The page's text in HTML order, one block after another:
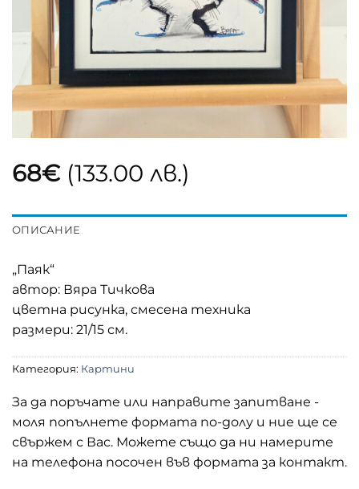
68€ (133.00 лв.)
ОПИСАНИЕ
„Паяк“
автор: Вяра Тичкова
цветна рисунка, смесена техника
размери: 21/15 см.
Категория: Картини
За да поръчате или направите запитване -
моля попълнете формата по-долу и ние ще се
свържем с Вас. Можете също да ни намерите
на телефона посочен във формата за контакт.